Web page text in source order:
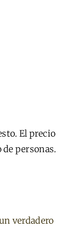
El precio
personas.
verdadero